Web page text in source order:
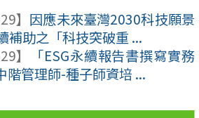
】 因應未來臺灣2030科技願景
助之「科技突破重 ...
】
「ESG永續報告書撰寫實務
階管理師-種子師資培 ...